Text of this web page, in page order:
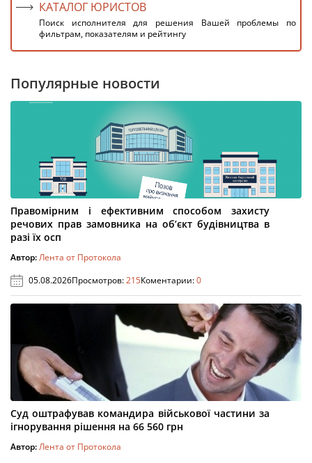
КАТАЛОГ ЮРИСТОВ
Поиск исполнителя для решения Вашей проблемы по
фильтрам, показателям и рейтингу
Популярные новости
Правомірним і ефективним способом захисту
речових прав замовника на об’єкт будівництва в
разі їх осп
Автор:Лента от Протокола
05.08.2026Просмотров:215Коментарии:0
Суд оштрафував командира військової частини за
ігнорування рішення на 66 560 грн
Автор:Лента от Протокола